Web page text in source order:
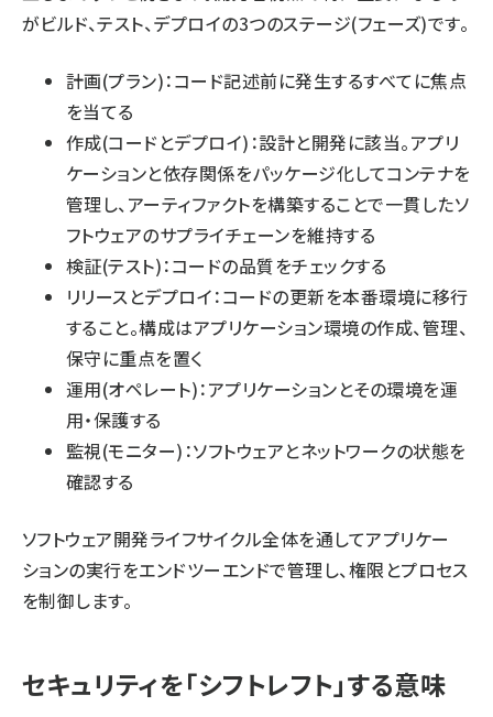
がビルド、テスト、デプロイの3つのステージ(フェーズ)です。
計画(プラン)：コード記述前に発生するすべてに焦点
を当てる
作成(コードとデプロイ)：設計と開発に該当。アプリ
ケーションと依存関係をパッケージ化してコンテナを
管理し、アーティファクトを構築することで一貫したソ
フトウェアのサプライチェーンを維持する
検証(テスト)：コードの品質をチェックする
リリースとデプロイ：コードの更新を本番環境に移行
すること。構成はアプリケーション環境の作成、管理、
保守に重点を置く
運用(オペレート)：アプリケーションとその環境を運
用・保護する
監視(モニター)：ソフトウェアとネットワークの状態を
確認する
ソフトウェア開発ライフサイクル全体を通してアプリケー
ションの実行をエンドツーエンドで管理し、権限とプロセス
を制御します。
セキュリティを「シフトレフト」する意味